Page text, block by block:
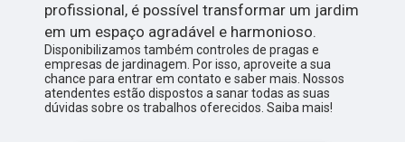
profissional, é possível transformar um jardim
em um espaço agradável e harmonioso.
Disponibilizamos também controles de pragas e
empresas de jardinagem. Por isso, aproveite a sua
chance para entrar em contato e saber mais. Nossos
atendentes estão dispostos a sanar todas as suas
dúvidas sobre os trabalhos oferecidos. Saiba mais!